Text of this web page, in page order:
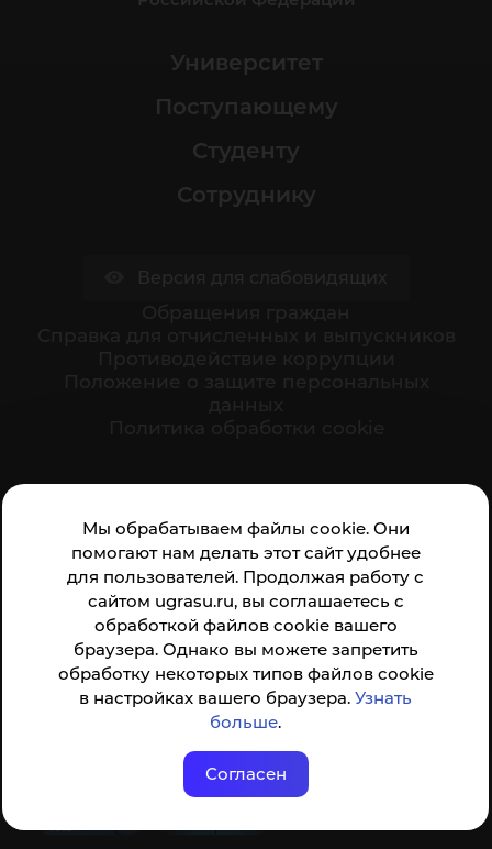
Мы обрабатываем файлы cookie. Они
помогают нам делать этот сайт удобнее
для пользователей. Продолжая работу с
сайтом ugrasu.ru, вы соглашаетесь с
обработкой файлов cookie вашего
браузера. Однако вы можете запретить
обработку некоторых типов файлов cookie
в настройках вашего браузера.Узнать
больше.
Согласен
Университет
Поступающему
Студенту
Сотруднику
организации:
Анкета доступна по QR-коду, а так же по прямой
ссылке
© ФГБОУ ВО ЮГУ 2001–2026